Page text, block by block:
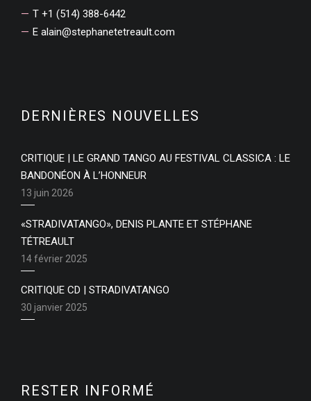
T +1 (514) 388-6442
E alain@stephanetetreault.com
DERNIÈRES NOUVELLES
CRITIQUE | LE GRAND TANGO AU FESTIVAL CLASSICA : LE
BANDONÉON À L’HONNEUR
13 juin 2026
«STRADIVATANGO», DENIS PLANTE ET STÉPHANE
TÉTREAULT
14 février 2025
CRITIQUE CD | STRADIVATANGO
30 janvier 2025
RESTER INFORMÉ